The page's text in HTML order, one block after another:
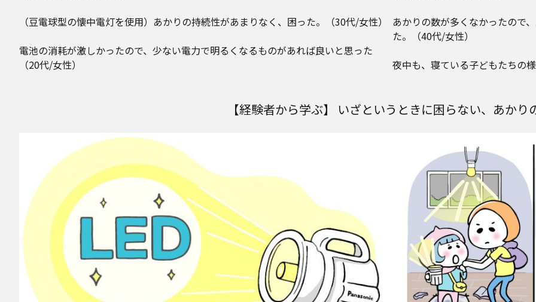
（豆電球型の懐中電灯を使用）あかりの持続性があまりなく、困った。（30代/女性）
電池の消耗が激しかったので、少ない電力で明るくなるものがあれば良いと思った
（20代/女性）
あかりの数が多くなかったので
た。（40代/女性）
夜中も、寝ている子どもたちの
【経験者から学ぶ】 いざというときに困らない、あかり